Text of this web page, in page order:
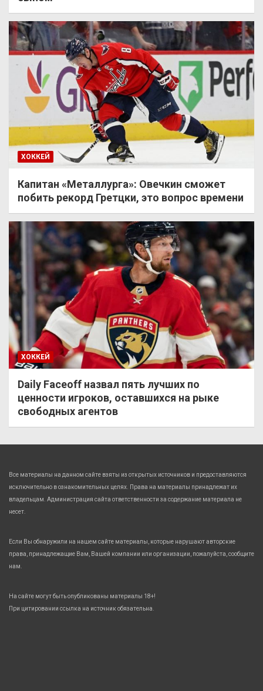
ХОККЕЙ
Капитан «Металлурга»: Овечкин сможет
побить рекорд Гретцки, это вопрос времени
ХОККЕЙ
Daily Faceoff назвал пять лучших по
ценности игроков, оставшихся на рыке
свободных агентов
Все материалы на данном сайте взяты из открытых источников и предоставляются
исключительно в ознакомительных целях. Права на материалы принадлежат их
владельцам. Администрация сайта ответственности за содержание материала не
несет.
Если Вы обнаружили на нашем сайте материалы, которые нарушают авторские
права, принадлежащие Вам, Вашей компании или организации, пожалуйста, сообщите
нам.
На сайте могут быть опубликованы материалы 18+!
При цитировании ссылка на источник обязательна.